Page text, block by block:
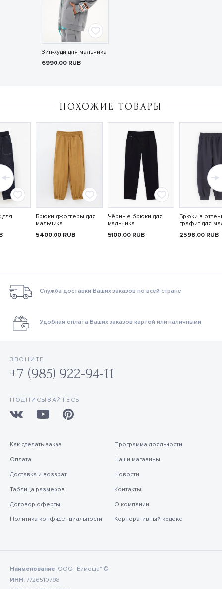
Зип-худи для мальчика
6990.00 RUB
ПОХОЖИЕ ТОВАРЫ
для
Брюки-джоггеры для
мальчика
5400.00 RUB
Чёрные брюки для
мальчика
5100.00 RUB
Брюки в
графит для
2598.00 RUB
Служба доставки Ваших заказов по всей стране
Удобная оплата Ваших заказов картой или наличными
ЗВОНИТЕ
+7 (985) 922-94-11
ПОДПИСЫВАЙТЕСЬ
Как сделать заказ
Оплата
Доставка и возврат
Таблица размеров
Договор оферты
Политика конфиденциальности
Программа лояльности
Наши магазины
Новости
Контакты
О компании
Корпоративный кодекс
Наименование: ООО "Бимоша" ©
ИНН: 7726510798